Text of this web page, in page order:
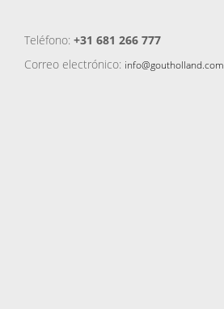
Teléfono: +31 681 266 777
Correo electrónico: info@goutholland.com